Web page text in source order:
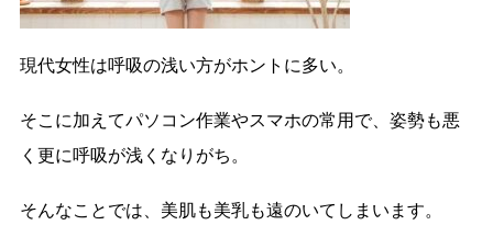
現代女性は呼吸の浅い方がホントに多い。
そこに加えてパソコン作業やスマホの常用で、姿勢も悪
く更に呼吸が浅くなりがち。
そんなことでは、美肌も美乳も遠のいてしまいます。